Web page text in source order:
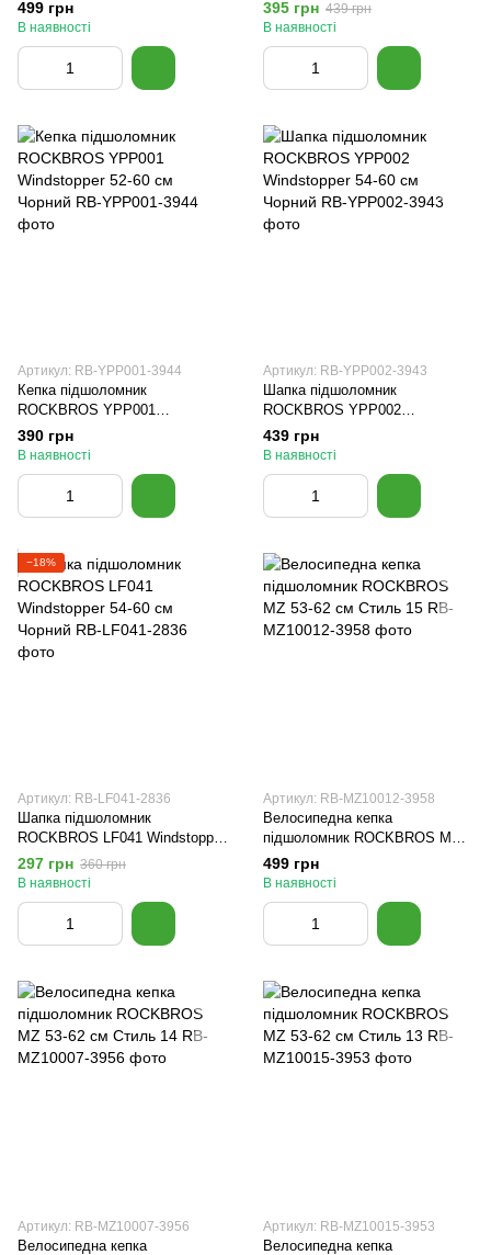
499 грн
В наявності
54-72 см Чорний
395 грн 439 грн
В наявності
Артикул: RB-YPP001-3944
Кепка підшоломник
ROCKBROS YPP001
Windstopper 52-60 см Чорний
390 грн
В наявності
Артикул: RB-YPP002-3943
Шапка підшоломник
ROCKBROS YPP002
Windstopper 54-60 см Чорний
439 грн
В наявності
−18%
Артикул: RB-LF041-2836
Шапка підшоломник
ROCKBROS LF041 Windstopper
54-60 см Чорний
297 грн 360 грн
В наявності
Артикул: RB-MZ10012-3958
Велосипедна кепка
підшоломник ROCKBROS MZ
53-62 см Стиль 15
499 грн
В наявності
Артикул: RB-MZ10007-3956
Велосипедна кепка
Артикул: RB-MZ10015-3953
Велосипедна кепка